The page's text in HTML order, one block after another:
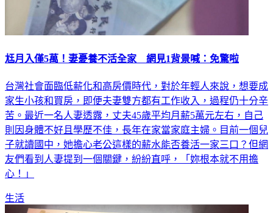
尪月入僅5萬！妻憂養不活全家 網見1背景喊：免驚啦
台灣社會面臨低薪化和高房價時代，對於年輕人來說，想要成
家生小孩和買房，即便夫妻雙方都有工作收入，過程仍十分辛
苦。最近一名人妻透露，丈夫45歲平均月薪5萬元左右，自己
則因身體不好且學歷不佳，長年在家當家庭主婦。目前一個兒
子就讀國中，她擔心老公這樣的薪水能否養活一家三口？但網
友們看到人妻提到一個關鍵，紛紛直呼，「妳根本就不用擔
心！」
生活